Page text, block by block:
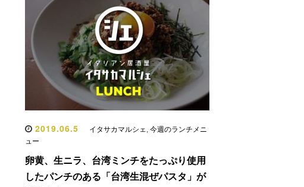
2019.06.5 イタサカマルシェ, 今週のランチメニ
ュー
卵黄、生ニラ、台湾ミンチをたっぷり使用
したパンチのある「台湾生混ぜパスタ」が